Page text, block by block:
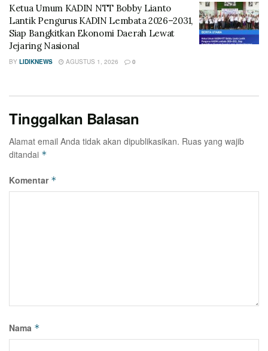
Ketua Umum KADIN NTT Bobby Lianto
Lantik Pengurus KADIN Lembata 2026–2031,
Siap Bangkitkan Ekonomi Daerah Lewat
Jejaring Nasional
BY LIDIKNEWS AGUSTUS 1, 2026 0
Tinggalkan Balasan
Alamat email Anda tidak akan dipublikasikan. Ruas yang wajib
ditandai *
Komentar *
Nama *